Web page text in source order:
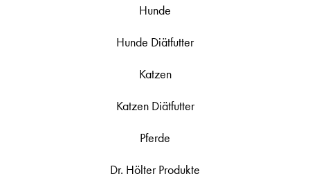
Hunde
Hunde Diätfutter
Katzen
Katzen Diätfutter
Pferde
Dr. Hölter Produkte